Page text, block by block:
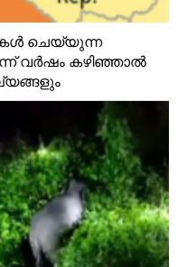
ചെയ്യുന്ന
വർഷം കഴിഞ്ഞാൽ